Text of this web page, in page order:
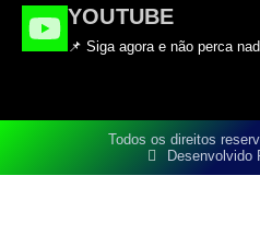
YOUTUBE
📌 Siga agora e não perca
Todos os direitos
Desenvolvido